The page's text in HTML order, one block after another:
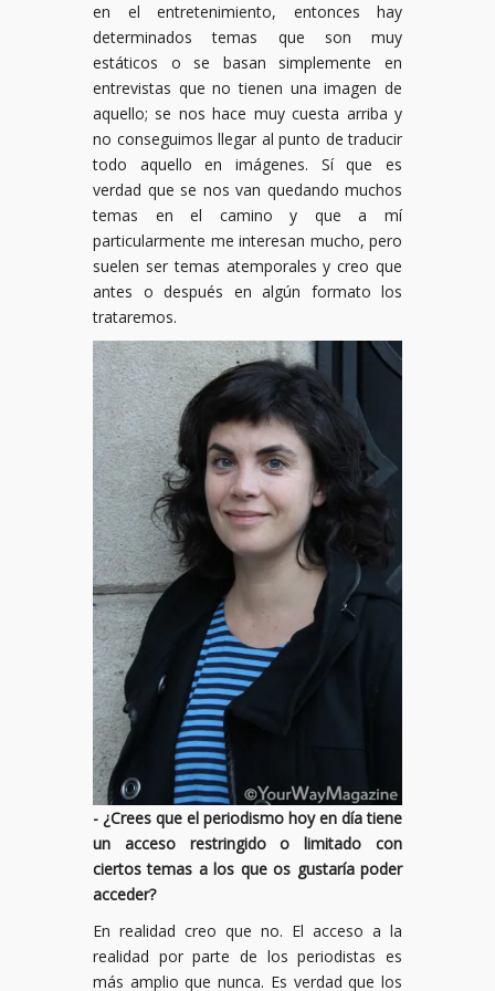
en el entretenimiento, entonces hay
determinados temas que son muy
estáticos o se basan simplemente en
entrevistas que no tienen una imagen de
aquello; se nos hace muy cuesta arriba y
no conseguimos llegar al punto de traducir
todo aquello en imágenes. Sí que es
verdad que se nos van quedando muchos
temas en el camino y que a mí
particularmente me interesan mucho, pero
suelen ser temas atemporales y creo que
antes o después en algún formato los
trataremos.
- ¿Crees que el periodismo hoy en día tiene
un acceso restringido o limitado con
ciertos temas a los que os gustaría poder
acceder?
En realidad creo que no. El acceso a la
realidad por parte de los periodistas es
más amplio que nunca. Es verdad que los